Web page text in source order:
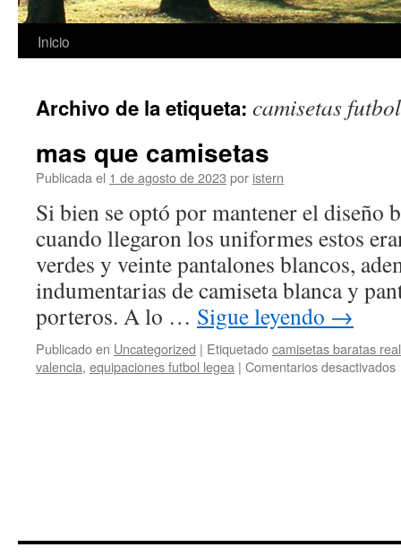
Saltar
contenido
Inicio
Archivo de la etiqueta: camisetas
mas que camisetas
Publicada el 1 de agosto de 2023 por istern
Si bien se optó por mantener el diseño
cuando llegaron los uniformes estos
verdes y veinte pantalones blancos,
indumentarias de camiseta blanca y
porteros. A lo … Sigue leyendo →
Publicado en Uncategorized | Etiquetadocamisetas baratas
valencia, equipaciones futbol legea | Comentarios desactivados